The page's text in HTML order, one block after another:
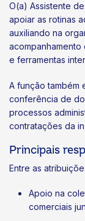
O(a) Assistente
apoiar as rotinas
auxiliando na
e ferramentas
A função também
conferência de
processos
contratações da
Principais
Entre as
Apoio na
comerciais